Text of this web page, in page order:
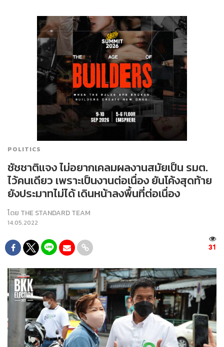
POLITICS
ชัชชาติแจง ไม่อยากเคลมผลงานสมัยเป็น รมต.
ไว้คนเดียว เพราะเป็นงานต่อเนื่อง ยันโค้งสุดท้าย
ยังประมาทไม่ได้ เดินหน้าลงพื้นที่ต่อเนื่อง
โดย THE STANDARD TEAM
14.05.2022
31